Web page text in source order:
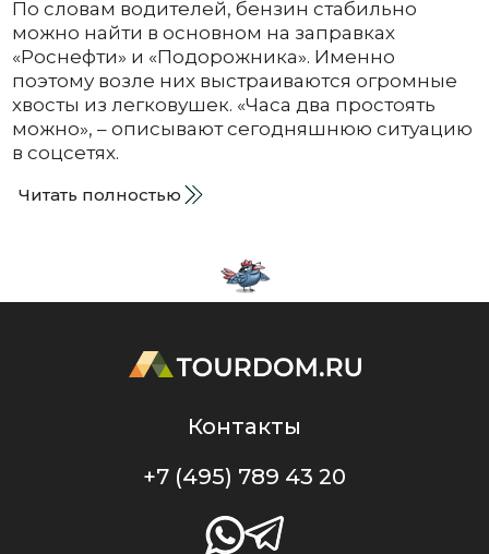
По словам водителей, бензин стабильно
можно найти в основном на заправках
«Роснефти» и «Подорожника». Именно
поэтому возле них выстраиваются огромные
хвосты из легковушек. «Часа два простоять
можно», – описывают сегодняшнюю ситуацию
в соцсетях.
Читать полностью
Контакты
+7 (495) 789 43 20